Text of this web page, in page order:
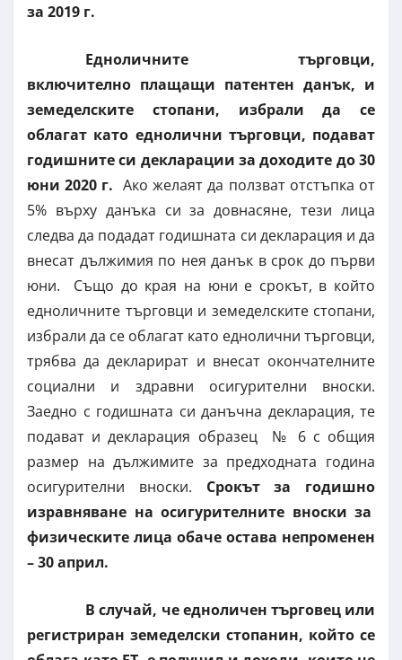
за 2019 г.
Едноличните търговци,
включително плащащи патентен данък, и
земеделските стопани, избрали да се
облагат като еднолични търговци, подават
годишните си декларации за доходите до 30
юни 2020 г. Ако желаят да ползват отстъпка от
5% върху данъка си за довнасяне, тези лица
следва да подадат годишната си декларация и да
внесат дължимия по нея данък в срок до първи
юни. Също до края на юни е срокът, в който
едноличните търговци и земеделските стопани,
избрали да се облагат като еднолични търговци,
трябва да декларират и внесат окончателните
социални и здравни осигурителни вноски.
Заедно с годишната си данъчна декларация, те
подават и декларация образец № 6 с общия
размер на дължимите за предходната година
осигурителни вноски. Срокът за годишно
изравняване на осигурителните вноски за
физическите лица обаче остава непроменен
– 30 април.
В случай, че едноличен търговец или
регистриран земеделски стопанин, който се